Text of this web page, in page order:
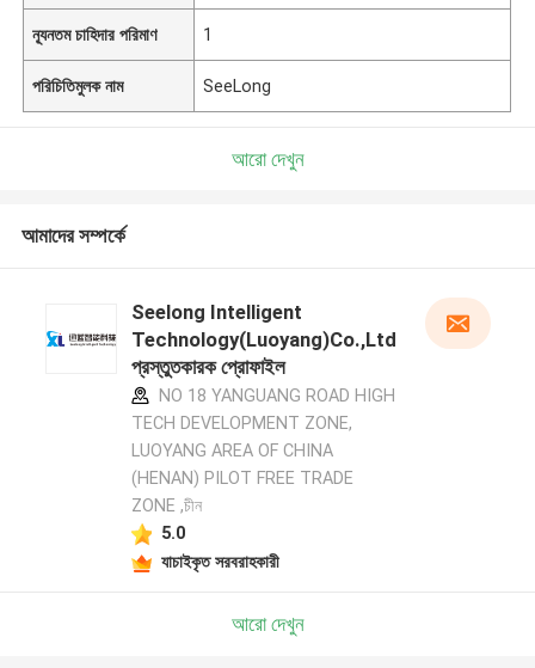
ন্যূনতম চাহিদার পরিমাণ 1
পরিচিতিমুলক নাম SeeLong
আরো দেখুন
আমাদের সম্পর্কে
Seelong Intelligent
Technology(Luoyang)Co.,Ltd
প্রস্তুতকারক প্রোফাইল
NO 18 YANGUANG ROAD HIGH
TECH DEVELOPMENT ZONE,
LUOYANG AREA OF CHINA
(HENAN) PILOT FREE TRADE
ZONE ,চীন
5.0
যাচাইকৃত সরবরাহকারী
আরো দেখুন